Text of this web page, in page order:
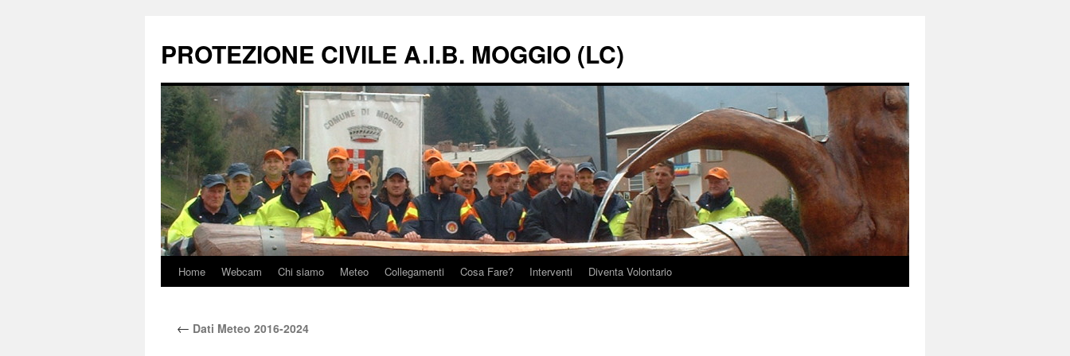
contenuto
PROTEZIONE CIVILE A.I.B. MOGGIO (LC)
Home Webcam Chi siamo Meteo Collegamenti Cosa Fare? Interventi Diventa Volontario
← Dati Meteo 2016-2024